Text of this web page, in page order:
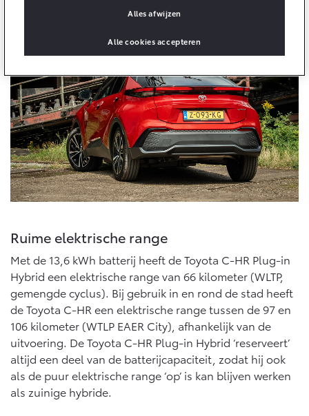
BATTERIJ-ELEKTRISCH
Vanaf € 39.995,-
bZ4X Touring
BATTERIJ-ELEKTRISCH
Vanaf € 48.995,-
Mirai
Vanaf € 76.695,-
Proace City (excl. BTW)
Vanaf € 27.945,-
Proace (excl. BTW)
OOK ALS BATTERIJ-
ELEKTRISCH
Proace Verso
BATTERIJ-ELEKTRISCH
Ruime elektrische range
Met de 13,6 kWh batterij heeft de Toyota C-HR Plug-in
Hybrid een elektrische range van 66 kilometer (WLTP,
gemengde cyclus). Bij gebruik in en rond de stad heeft
de Toyota C-HR een elektrische range tussen de 97 en
106 kilometer (WTLP EAER City), afhankelijk van de
uitvoering. De Toyota C-HR Plug-in Hybrid ‘reserveert’
altijd een deel van de batterijcapaciteit, zodat hij ook
als de puur elektrische range ‘op’ is kan blijven werken
als zuinige hybride.
Alles afwijzen
Alle cookies accepteren